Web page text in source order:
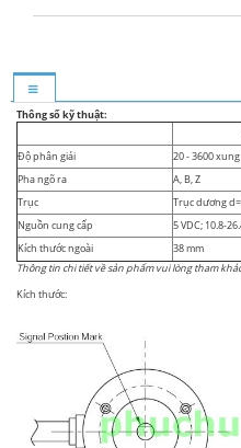
Thông số kỹ thuật:
Độ phân giải
20 - 3600 xung
Pha ngõ ra
A, B, Z
Trục
Trục dương
Nguồn cung cấp
5 VDC; 10.8-
Kích thước ngoài
38 mm
Thông tin chi tiết về sản phẩm vui lòng tham
Kích thước: